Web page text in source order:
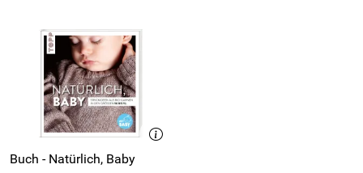
Buch - Natürlich, Baby